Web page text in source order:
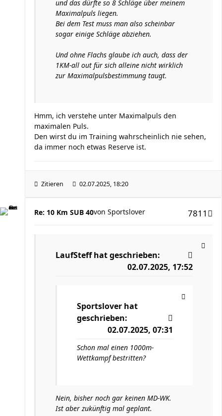
und das dürfte so 8 Schläge über meinem
Maximalpuls liegen.
Bei dem Test muss man also scheinbar
sogar einige Schläge abziehen.
Und ohne Flachs glaube ich auch, dass der
1KM-all out für sich alleine nicht wirklich
zur Maximalpulsbestimmung taugt.
Hmm, ich verstehe unter Maximalpuls den
maximalen Puls.
Den wirst du im Training wahrscheinlich nie sehen,
da immer noch etwas Reserve ist.
Zitieren 02.07.2025, 18:20
Re: 10 Km SUB 40 7811
von Sportslover
LaufSteffhat geschrieben:
02.07.2025, 17:52
Sportslover hat
geschrieben:
02.07.2025, 07:31
Schon mal einen 1000m-
Wettkampf bestritten?
Nein, bisher noch gar keinen MD-WK.
Ist aber zukünftig mal geplant.